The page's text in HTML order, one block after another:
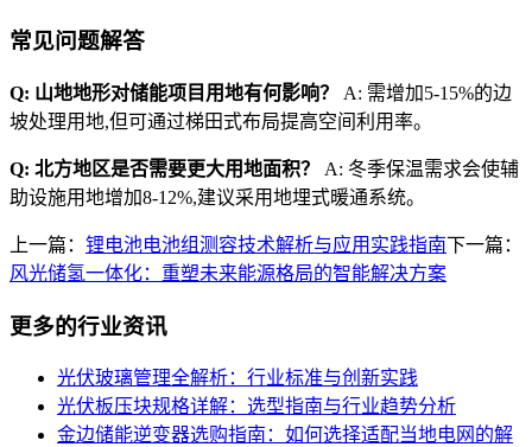
常见问题解答
Q: 山地地形对储能项目用地有何影响？
A: 需增加5-15%的边
坡处理用地,但可通过梯田式布局提高空间利用率。
Q: 北方地区是否需要更大用地面积？
A: 冬季保温需求会使辅
助设施用地增加8-12%,建议采用地埋式暖通系统。
上一篇： 锂电池电池组测容技术解析与应用实践指南下一篇：
风光储氢一体化：重塑未来能源格局的智能解决方案
更多的行业资讯
光伏玻璃管理全解析：行业标准与创新实践
光伏板压块规格详解：选型指南与行业趋势分析
金边储能逆变器选购指南：如何选择适配当地电网的解